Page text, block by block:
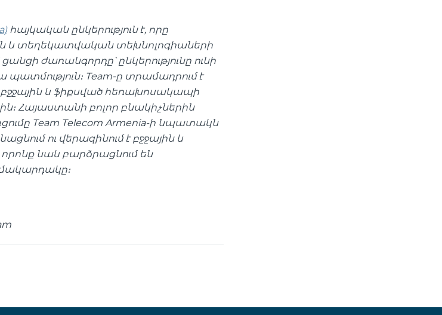
հայկական ընկերություն է, որը
և տեղեկատվական տեխնոլոգիաների
ժառանգորդը՝ ընկերությունը ունի
պատմություն։ Team-ը տրամադրում է
բջջային և ֆիքսված հեռախոսակապի
։ Հայաստանի բոլոր բնակիչներին
Team Telecom Armenia-ի նպատակն
ու վերազինում է բջջային և
նաև բարձրացնում են
մակարդակը։